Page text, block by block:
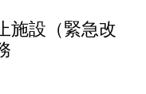
施設（緊急改